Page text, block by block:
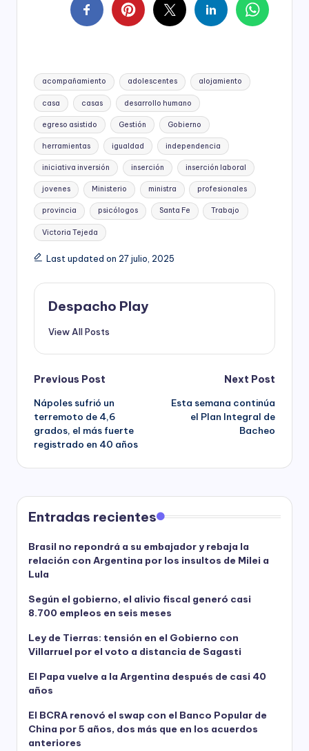
Tags:
acompañamiento adolescentes alojamiento
casa casas desarrollo humano
egreso asistido Gestión Gobierno
herramientas igualdad independencia
iniciativa inversión inserción inserción laboral
jovenes Ministerio ministra profesionales
provincia psicólogos Santa Fe Trabajo
Victoria Tejeda
Last updated on 27 julio, 2025
Despacho Play
View All Posts
Post
navigation
Previous Post
Nápoles sufrió un
terremoto de 4,6
grados, el más fuerte
registrado en 40 años
Next Post
Esta semana continúa
el Plan Integral de
Bacheo
Entradas recientes
Brasil no repondrá a su embajador y rebaja la
relación con Argentina por los insultos de Milei a
Lula
Según el gobierno, el alivio fiscal generó casi
8.700 empleos en seis meses
Ley de Tierras: tensión en el Gobierno con
Villarruel por el voto a distancia de Sagasti
El Papa vuelve a la Argentina después de casi 40
años
El BCRA renovó el swap con el Banco Popular de
China por 5 años, dos más que en los acuerdos
anteriores